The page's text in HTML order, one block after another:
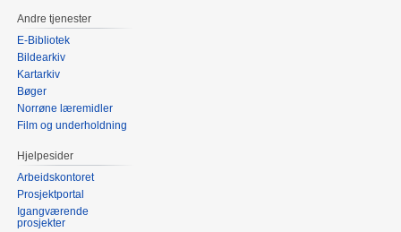
Andre tjenester
E-Bibliotek
Bildearkiv
Kartarkiv
Bøger
Norrøne læremidler
Film og underholdning
Hjelpesider
Arbeidskontoret
Prosjektportal
Igangværende
prosjekter